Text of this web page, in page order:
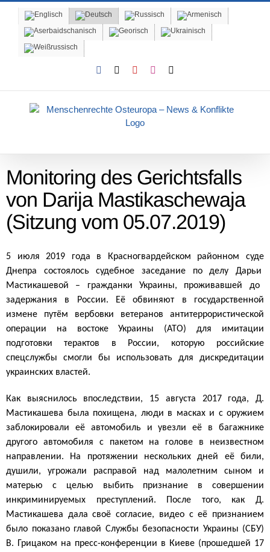
content
Facebook YouTubeInstagram
Monitoring des Gerichtsfalls
von Darija Mastikaschewaja
(Sitzung vom 05.07.2019)
5 июля 2019 года в Красногвардейском районном суде
Днепра состоялось судебное заседание по делу Дарьи
Мастикашевой – гражданки Украины, проживавшей до
задержания в России. Её обвиняют в государственной
измене путём вербовки ветеранов антитеррористической
операции на востоке Украины (АТО) для имитации
подготовки терактов в России, которую российские
спецслужбы смогли бы использовать для дискредитации
украинских властей.
Как выяснилось впоследствии, 15 августа 2017 года, Д.
Мастикашева была похищена, люди в масках и с оружием
заблокировали её автомобиль и увезли её в багажнике
другого автомобиля с пакетом на голове в неизвестном
направлении. На протяжении нескольких дней её били,
душили, угрожали расправой над малолетним сыном и
матерью с целью выбить признание в совершении
инкриминируемых преступлений. После того, как Д.
Мастикашева дала своё согласие, видео с её признанием
было показано главой Службы безопасности Украины (СБУ)
В. Грицаком на пресс-конференции в Киеве (прошедшей 17